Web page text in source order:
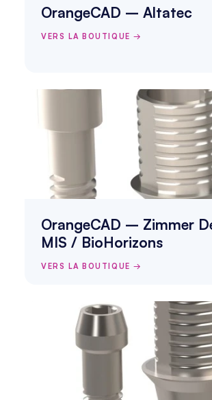
OrangeCAD – Altatec
VERS LA BOUTIQUE →
OrangeCAD – Zimmer
MIS / BioHorizons
VERS LA BOUTIQUE →